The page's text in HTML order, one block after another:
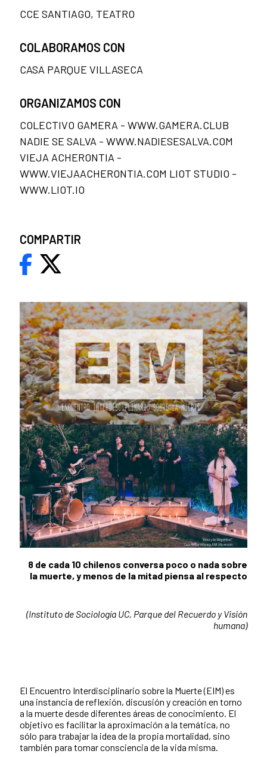
8 de cada 10 chilenos conversa poco o nada sobre
la muerte, y menos de la mitad piensa al respecto
(Instituto de Sociología UC, Parque del Recuerdo y Visión
humana)
El Encuentro Interdisciplinario sobre la Muerte (EIM) es
una instancia de reflexión, discusión y creación en torno
a la muerte desde diferentes áreas de conocimiento. El
objetivo es facilitar la aproximación a la temática, no
sólo para trabajar la idea de la propia mortalidad, sino
también para tomar consciencia de la vida misma.
CCE SANTIAGO, TEATRO
COLABORAMOS CON
CASA PARQUE VILLASECA
ORGANIZAMOS CON
COLECTIVO GAMERA - WWW.GAMERA.CLUB
NADIE SE SALVA - WWW.NADIESESALVA.COM
VIEJA ACHERONTIA -
WWW.VIEJAACHERONTIA.COM LIOT STUDIO -
WWW.LIOT.IO
COMPARTIR